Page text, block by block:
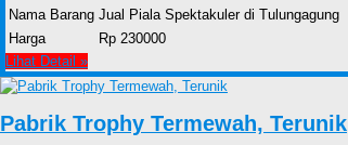
Nama Barang Jual Piala Spektakuler di Tulungagung
Harga
Rp 230000
Lihat Detail »
Pabrik Trophy Termewah, Terunik